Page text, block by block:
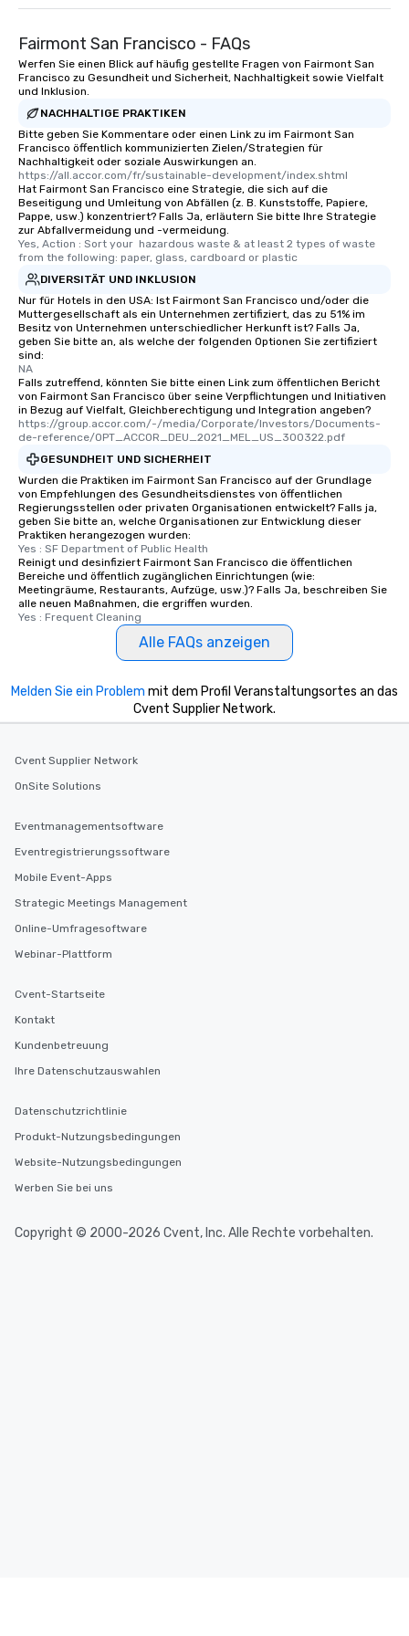
Smacking Foodie
remember. Our one-
leave. Location, Location, Location
convenient and
experience is
restaurants are within
walking distance of
short stroll allows
networking
heading to the next
itinerary. You Get a Dinner and a Show
entertainment. All
knowledgeable,
who leads the group
offering engaging
along the way
ensuring there is
Different Types of
several renowned
convenient outing,
discovered otherwise
a way to try some of
cuisines and dishes.
selected dishes are
Fairmont San Francisco - FAQs
Werfen Sie einen Blick auf häufig gestellte Fragen von Fairmont San
Francisco zu Gesundheit und Sicherheit, Nachhaltigkeit sowie Vielfalt
und Inklusion.
NACHHALTIGE PRAKTIKEN
Bitte geben Sie Kommentare oder einen Link zu im Fairmont San
Francisco öffentlich kommunizierten Zielen/Strategien für
Nachhaltigkeit oder soziale Auswirkungen an.
https://all.accor.com/fr/sustainable-development/index.shtml
Hat Fairmont San Francisco eine Strategie, die sich auf die
Beseitigung und Umleitung von Abfällen (z. B. Kunststoffe, Papiere,
Pappe, usw.) konzentriert? Falls Ja, erläutern Sie bitte Ihre Strategie
zur Abfallvermeidung und -vermeidung.
Yes, Action : Sort your  hazardous waste & at least 2 types of waste
from the following: paper, glass, cardboard or plastic
DIVERSITÄT UND INKLUSION
Nur für Hotels in den USA: Ist Fairmont San Francisco und/oder die
Muttergesellschaft als ein Unternehmen zertifiziert, das zu 51% im
Besitz von Unternehmen unterschiedlicher Herkunft ist? Falls Ja,
geben Sie bitte an, als welche der folgenden Optionen Sie zertifiziert
sind:
NA
Falls zutreffend, könnten Sie bitte einen Link zum öffentlichen Bericht
von Fairmont San Francisco über seine Verpflichtungen und Initiativen
in Bezug auf Vielfalt, Gleichberechtigung und Integration angeben?
https://group.accor.com/-/media/Corporate/Investors/Documents-
de-reference/OPT_ACCOR_DEU_2021_MEL_US_300322.pdf
GESUNDHEIT UND SICHERHEIT
Wurden die Praktiken im Fairmont San Francisco auf der Grundlage
von Empfehlungen des Gesundheitsdienstes von öffentlichen
Regierungsstellen oder privaten Organisationen entwickelt? Falls ja,
geben Sie bitte an, welche Organisationen zur Entwicklung dieser
Praktiken herangezogen wurden:
Yes : SF Department of Public Health
Reinigt und desinfiziert Fairmont San Francisco die öffentlichen
Bereiche und öffentlich zugänglichen Einrichtungen (wie:
Meetingräume, Restaurants, Aufzüge, usw.)? Falls Ja, beschreiben Sie
alle neuen Maßnahmen, die ergriffen wurden.
Yes : Frequent Cleaning
Alle FAQs anzeigen
Melden Sie ein Problem mit dem Profil Veranstaltungsortes an das
Cvent Supplier Network.
Cvent Supplier Network
OnSite Solutions
Eventmanagementsoftware
Eventregistrierungssoftware
Mobile Event-Apps
Strategic Meetings Management
Online-Umfragesoftware
Webinar-Plattform
Cvent-Startseite
Kontakt
Kundenbetreuung
Ihre Datenschutzauswahlen
Datenschutzrichtlinie
Produkt-Nutzungsbedingungen
Website-Nutzungsbedingungen
Werben Sie bei uns
Copyright © 2000-2026 Cvent, Inc. Alle Rechte vorbehalten.